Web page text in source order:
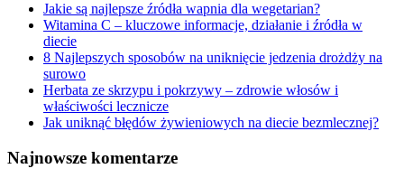
Jakie są najlepsze źródła wapnia dla wegetarian?
Witamina C – kluczowe informacje, działanie i źródła w
diecie
8 Najlepszych sposobów na uniknięcie jedzenia drożdży na
surowo
Herbata ze skrzypu i pokrzywy – zdrowie włosów i
właściwości lecznicze
Jak uniknąć błędów żywieniowych na diecie bezmlecznej?
Najnowsze komentarze